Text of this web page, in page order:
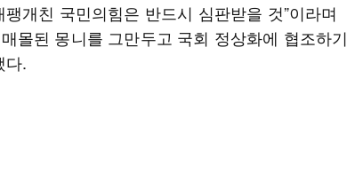
개친 국민의힘은 반드시 심판받을 것”이라며
몰된 몽니를 그만두고 국회 정상화에 협조하기
다.